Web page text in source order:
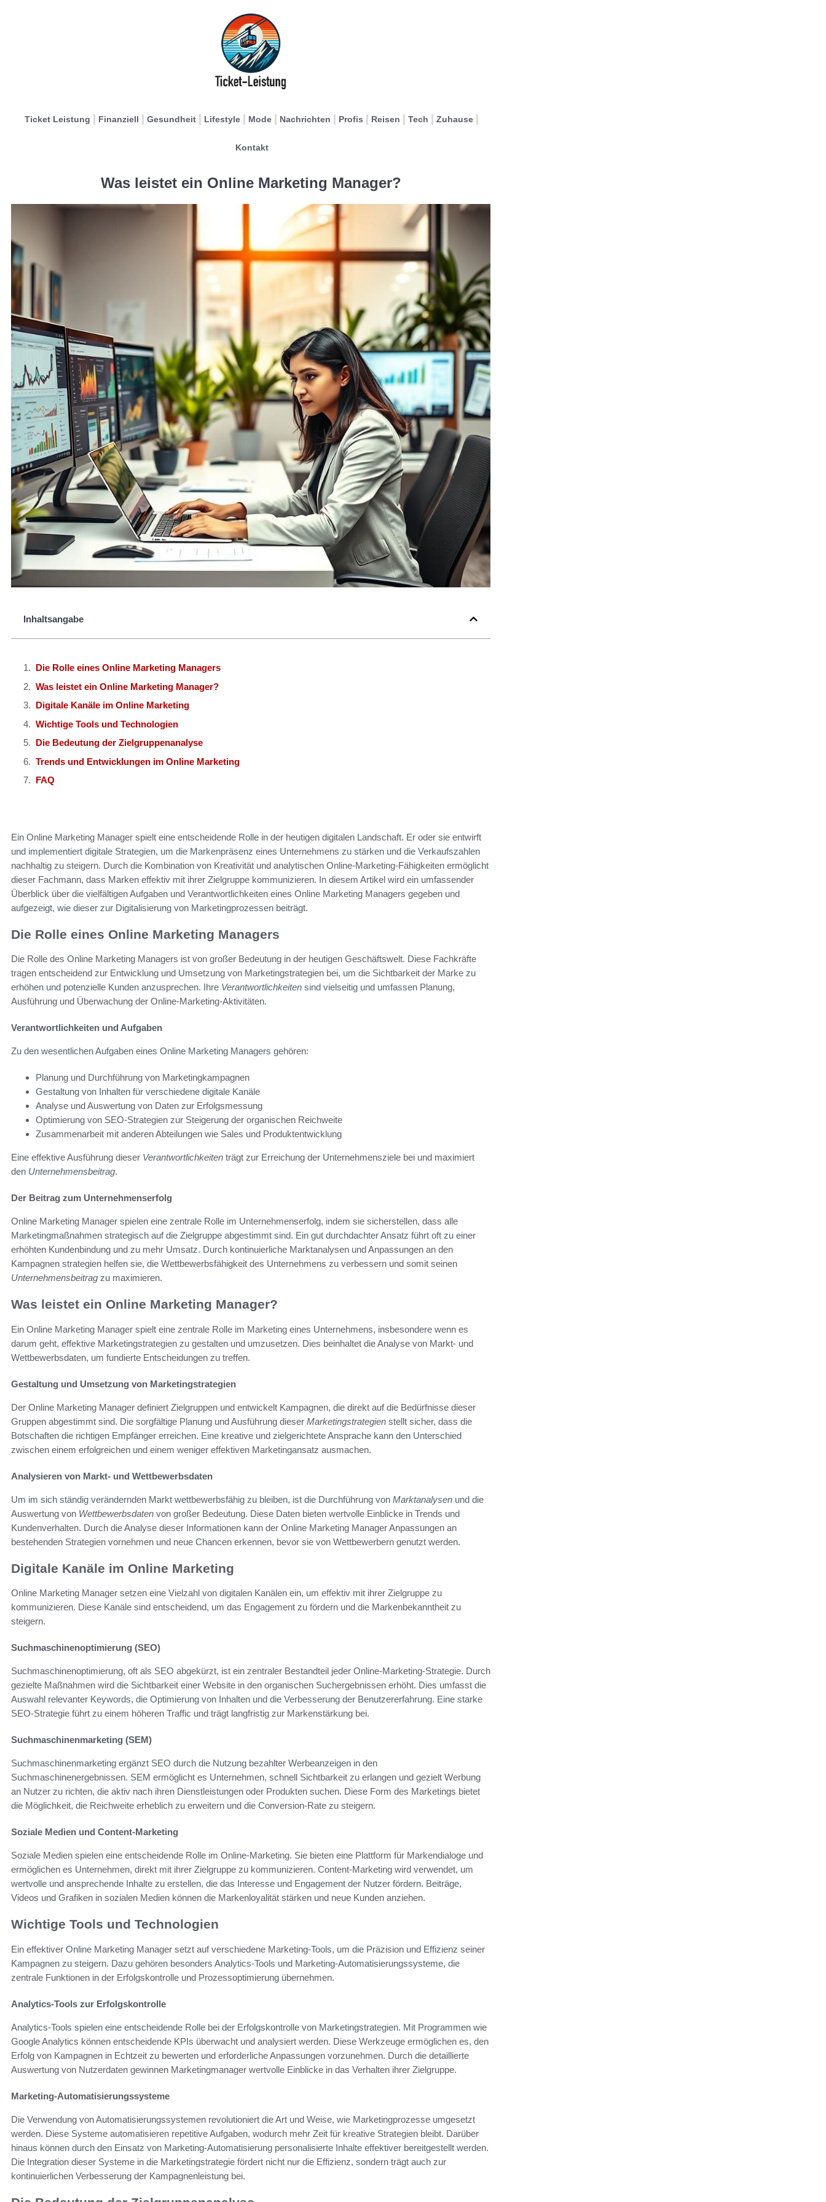
Ticket Leistung Finanziell Gesundheit Lifestyle Mode Nachrichten Profis Reisen Tech Zuhause
Kontakt
Was leistet ein Online Marketing Manager?
Inhaltsangabe
Die Rolle eines Online Marketing Managers
Was leistet ein Online Marketing Manager?
Digitale Kanäle im Online Marketing
Wichtige Tools und Technologien
Die Bedeutung der Zielgruppenanalyse
Trends und Entwicklungen im Online Marketing
FAQ
Ein Online Marketing Manager spielt eine entscheidende Rolle in der heutigen digitalen Landschaft. Er oder sie entwirft
und implementiert digitale Strategien, um die Markenpräsenz eines Unternehmens zu stärken und die Verkaufszahlen
nachhaltig zu steigern. Durch die Kombination von Kreativität und analytischen Online-Marketing-Fähigkeiten ermöglicht
dieser Fachmann, dass Marken effektiv mit ihrer Zielgruppe kommunizieren. In diesem Artikel wird ein umfassender
Überblick über die vielfältigen Aufgaben und Verantwortlichkeiten eines Online Marketing Managers gegeben und
aufgezeigt, wie dieser zur Digitalisierung von Marketingprozessen beiträgt.
Die Rolle eines Online Marketing Managers
Die Rolle des Online Marketing Managers ist von großer Bedeutung in der heutigen Geschäftswelt. Diese Fachkräfte
tragen entscheidend zur Entwicklung und Umsetzung von Marketingstrategien bei, um die Sichtbarkeit der Marke zu
erhöhen und potenzielle Kunden anzusprechen. Ihre Verantwortlichkeiten sind vielseitig und umfassen Planung,
Ausführung und Überwachung der Online-Marketing-Aktivitäten.
Verantwortlichkeiten und Aufgaben
Zu den wesentlichen Aufgaben eines Online Marketing Managers gehören:
Planung und Durchführung von Marketingkampagnen
Gestaltung von Inhalten für verschiedene digitale Kanäle
Analyse und Auswertung von Daten zur Erfolgsmessung
Optimierung von SEO-Strategien zur Steigerung der organischen Reichweite
Zusammenarbeit mit anderen Abteilungen wie Sales und Produktentwicklung
Eine effektive Ausführung dieser Verantwortlichkeiten trägt zur Erreichung der Unternehmensziele bei und maximiert
den Unternehmensbeitrag.
Der Beitrag zum Unternehmenserfolg
Online Marketing Manager spielen eine zentrale Rolle im Unternehmenserfolg, indem sie sicherstellen, dass alle
Marketingmaßnahmen strategisch auf die Zielgruppe abgestimmt sind. Ein gut durchdachter Ansatz führt oft zu einer
erhöhten Kundenbindung und zu mehr Umsatz. Durch kontinuierliche Marktanalysen und Anpassungen an den
Kampagnen strategien helfen sie, die Wettbewerbsfähigkeit des Unternehmens zu verbessern und somit seinen
Unternehmensbeitrag zu maximieren.
Was leistet ein Online Marketing Manager?
Ein Online Marketing Manager spielt eine zentrale Rolle im Marketing eines Unternehmens, insbesondere wenn es
darum geht, effektive Marketingstrategien zu gestalten und umzusetzen. Dies beinhaltet die Analyse von Markt- und
Wettbewerbsdaten, um fundierte Entscheidungen zu treffen.
Gestaltung und Umsetzung von Marketingstrategien
Der Online Marketing Manager definiert Zielgruppen und entwickelt Kampagnen, die direkt auf die Bedürfnisse dieser
Gruppen abgestimmt sind. Die sorgfältige Planung und Ausführung dieser Marketingstrategien stellt sicher, dass die
Botschaften die richtigen Empfänger erreichen. Eine kreative und zielgerichtete Ansprache kann den Unterschied
zwischen einem erfolgreichen und einem weniger effektiven Marketingansatz ausmachen.
Analysieren von Markt- und Wettbewerbsdaten
Um im sich ständig verändernden Markt wettbewerbsfähig zu bleiben, ist die Durchführung von Marktanalysen und die
Auswertung von Wettbewerbsdaten von großer Bedeutung. Diese Daten bieten wertvolle Einblicke in Trends und
Kundenverhalten. Durch die Analyse dieser Informationen kann der Online Marketing Manager Anpassungen an
bestehenden Strategien vornehmen und neue Chancen erkennen, bevor sie von Wettbewerbern genutzt werden.
Digitale Kanäle im Online Marketing
Online Marketing Manager setzen eine Vielzahl von digitalen Kanälen ein, um effektiv mit ihrer Zielgruppe zu
kommunizieren. Diese Kanäle sind entscheidend, um das Engagement zu fördern und die Markenbekanntheit zu
steigern.
Suchmaschinenoptimierung (SEO)
Suchmaschinenoptimierung, oft als SEO abgekürzt, ist ein zentraler Bestandteil jeder Online-Marketing-Strategie. Durch
gezielte Maßnahmen wird die Sichtbarkeit einer Website in den organischen Suchergebnissen erhöht. Dies umfasst die
Auswahl relevanter Keywords, die Optimierung von Inhalten und die Verbesserung der Benutzererfahrung. Eine starke
SEO-Strategie führt zu einem höheren Traffic und trägt langfristig zur Markenstärkung bei.
Suchmaschinenmarketing (SEM)
Suchmaschinenmarketing ergänzt SEO durch die Nutzung bezahlter Werbeanzeigen in den
Suchmaschinenergebnissen. SEM ermöglicht es Unternehmen, schnell Sichtbarkeit zu erlangen und gezielt Werbung
an Nutzer zu richten, die aktiv nach ihren Dienstleistungen oder Produkten suchen. Diese Form des Marketings bietet
die Möglichkeit, die Reichweite erheblich zu erweitern und die Conversion-Rate zu steigern.
Soziale Medien und Content-Marketing
Soziale Medien spielen eine entscheidende Rolle im Online-Marketing. Sie bieten eine Plattform für Markendialoge und
ermöglichen es Unternehmen, direkt mit ihrer Zielgruppe zu kommunizieren. Content-Marketing wird verwendet, um
wertvolle und ansprechende Inhalte zu erstellen, die das Interesse und Engagement der Nutzer fördern. Beiträge,
Videos und Grafiken in sozialen Medien können die Markenloyalität stärken und neue Kunden anziehen.
Wichtige Tools und Technologien
Ein effektiver Online Marketing Manager setzt auf verschiedene Marketing-Tools, um die Präzision und Effizienz seiner
Kampagnen zu steigern. Dazu gehören besonders Analytics-Tools und Marketing-Automatisierungssysteme, die
zentrale Funktionen in der Erfolgskontrolle und Prozessoptimierung übernehmen.
Analytics-Tools zur Erfolgskontrolle
Analytics-Tools spielen eine entscheidende Rolle bei der Erfolgskontrolle von Marketingstrategien. Mit Programmen wie
Google Analytics können entscheidende KPIs überwacht und analysiert werden. Diese Werkzeuge ermöglichen es, den
Erfolg von Kampagnen in Echtzeit zu bewerten und erforderliche Anpassungen vorzunehmen. Durch die detaillierte
Auswertung von Nutzerdaten gewinnen Marketingmanager wertvolle Einblicke in das Verhalten ihrer Zielgruppe.
Marketing-Automatisierungssysteme
Die Verwendung von Automatisierungssystemen revolutioniert die Art und Weise, wie Marketingprozesse umgesetzt
werden. Diese Systeme automatisieren repetitive Aufgaben, wodurch mehr Zeit für kreative Strategien bleibt. Darüber
hinaus können durch den Einsatz von Marketing-Automatisierung personalisierte Inhalte effektiver bereitgestellt werden.
Die Integration dieser Systeme in die Marketingstrategie fördert nicht nur die Effizienz, sondern trägt auch zur
kontinuierlichen Verbesserung der Kampagnenleistung bei.